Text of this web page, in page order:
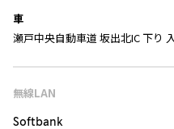
車
瀬戸中央自動車道 坂出北IC 下り
無線LAN
Softbank